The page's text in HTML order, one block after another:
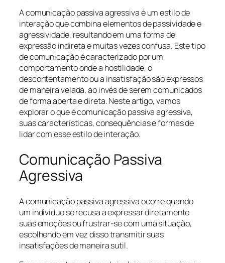
A comunicação passiva agressiva é um estilo de
interação que combina elementos de passividade e
agressividade, resultando em uma forma de
expressão indireta e muitas vezes confusa. Este tipo
de comunicação é caracterizado por um
comportamento onde a hostilidade, o
descontentamento ou a insatisfação são expressos
de maneira velada, ao invés de serem comunicados
de forma aberta e direta. Neste artigo, vamos
explorar o que é comunicação passiva agressiva,
suas características, consequências e formas de
lidar com esse estilo de interação.
Comunicação Passiva
Agressiva
A comunicação passiva agressiva ocorre quando
um indivíduo se recusa a expressar diretamente
suas emoções ou frustrar-se com uma situação,
escolhendo em vez disso transmitir suas
insatisfações de maneira sutil.